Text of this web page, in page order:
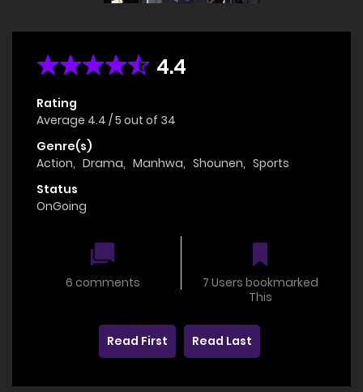
4.4
Rating
Average 4.4 /5 out of 34
Genre(s)
Action, Drama, Manhwa, Shounen, Sports
Status
OnGoing
6 comments
7 Users bookmarked
This
Read First Read Last